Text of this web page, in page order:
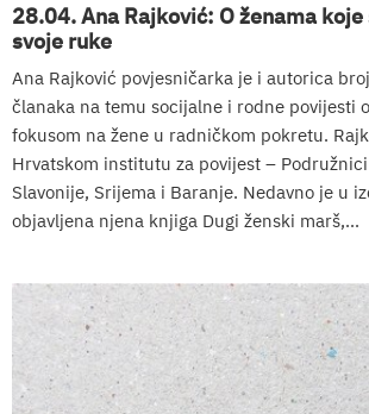
28.04. Ana Rajković: O ženama
svoje ruke
Ana Rajković povjesničarka je i autorica
članaka na temu socijalne i rodne povijesti
fokusom na žene u radničkom pokretu.
Hrvatskom institutu za povijest –
Slavonije, Srijema i Baranje. Nedavno je u
objavljena njena knjiga Dugi ženski marš,...